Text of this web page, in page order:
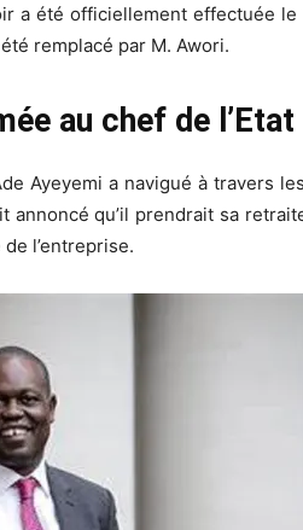
a été officiellement effectuée le
remplacé par M. Awori.
au chef de l’Etat
Ayeyemi a navigué à travers
qu’il prendrait sa
l’entreprise.